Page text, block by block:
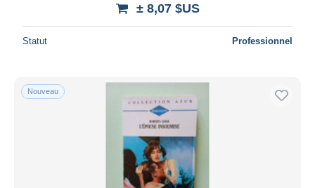
± 8,07 $US
Statut Professionnel
Nouveau